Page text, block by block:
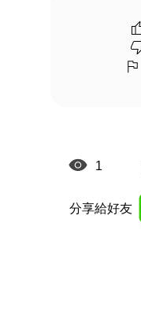
1
分享給好友